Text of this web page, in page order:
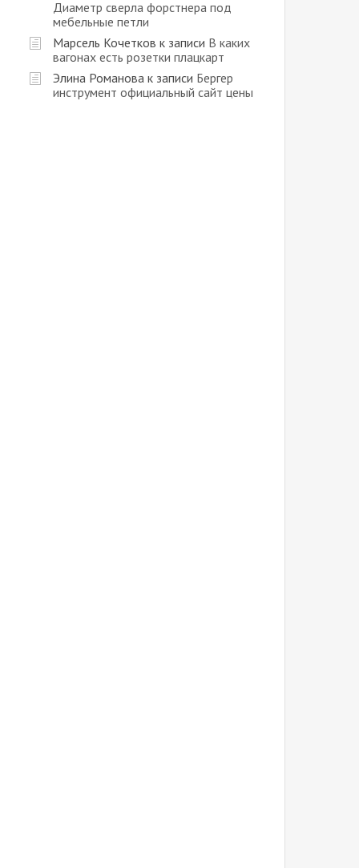
Диаметр сверла форстнера под
мебельные петли
Марсель Кочетков к записи В каких
вагонах есть розетки плацкарт
Элина Романова к записи Бергер
инструмент официальный сайт цены